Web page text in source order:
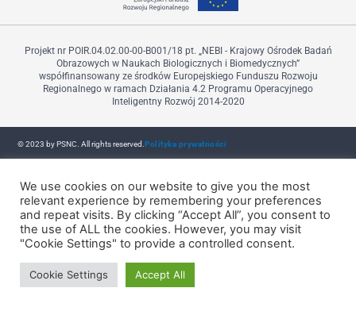
Projekt nr POIR.04.02.00-00-B001/18 pt. „NEBI - Krajowy Ośrodek Badań
Obrazowych w Naukach Biologicznych i Biomedycznych”
współfinansowany ze środków Europejskiego Funduszu Rozwoju
Regionalnego w ramach Działania 4.2 Programu Operacyjnego
Inteligentny Rozwój 2014-2020
© 2023 by PSNC. All rights reserved.Polityka prywatności
We use cookies on our website to give you the most
relevant experience by remembering your preferences
and repeat visits. By clicking “Accept All”, you consent to
the use of ALL the cookies. However, you may visit
"Cookie Settings" to provide a controlled consent.
Cookie Settings Accept All